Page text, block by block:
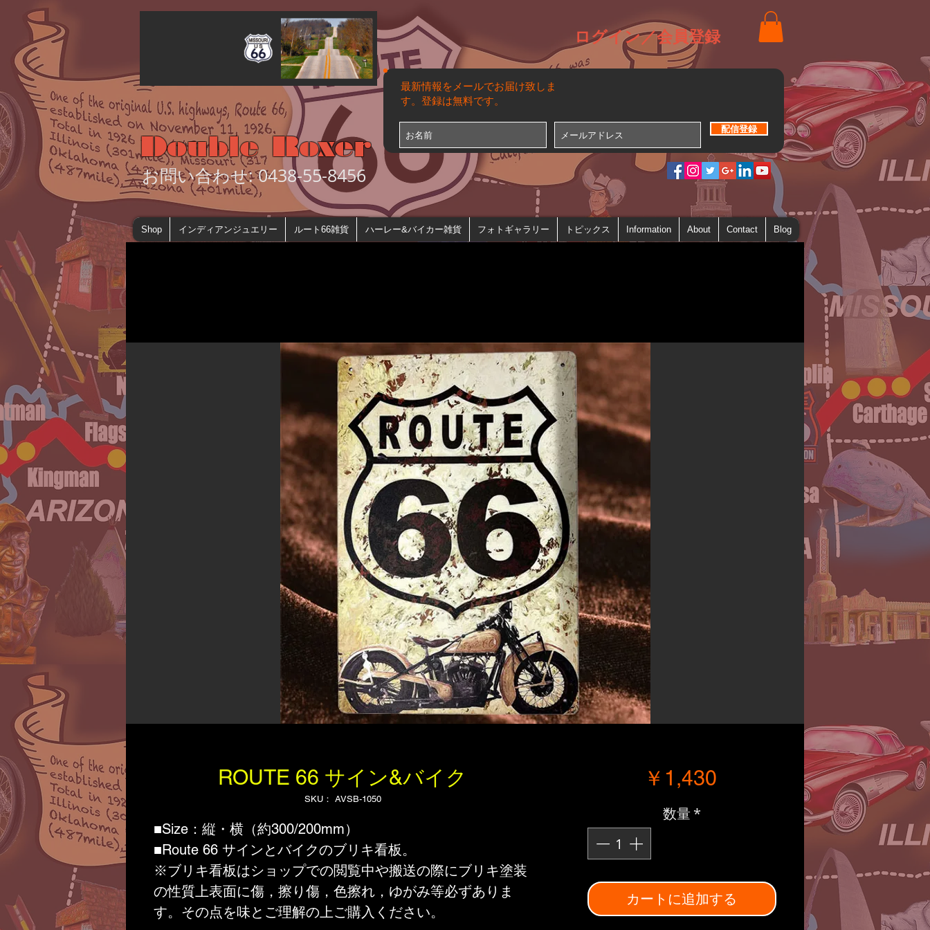
お問い合わせ: 0438-55-8456
Double Roxer
ログイン／会員登録
最新情報をメールでお届け致しま
す。登録は無料です。
配信登録
Shop インディアンジュエリー ルート66雑貨 ハーレー&バイカー雑貨 フォトギャラリー トピックス Information About Contact Blog
ROUTE 66 サイン&バイク
SKU： AVSB-1050
■Size：縦・横（約300/200mm）
■Route 66 サインとバイクのブリキ看板。
※ブリキ看板はショップでの閲覧中や搬送の際にブリキ塗装
の性質上表面に傷，擦り傷，色擦れ，ゆがみ等必ずありま
す。その点を味とご理解の上ご購入ください。
￥1,430価格
数量*
カートに追加する